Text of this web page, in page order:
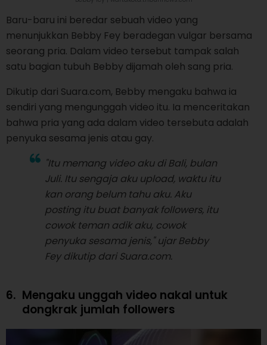
Baru-baru ini beredar sebuah video yang
menunjukkan Bebby Fey beradegan vulgar bersama
seorang pria. Dalam video tersebut tampak salah
satu bagian tubuh Bebby dijamah oleh sang pria.
Dikutip dari Suara.com, Bebby mengaku bahwa ia
sendiri yang mengunggah video itu. Ia menceritakan
bahwa pria yang ada dalam video tersebuta adalah
penyuka sesama jenis atau gay.
"Itu memang video aku di Bali, bulan
Juli. Itu sengaja aku upload, waktu itu
kan orang belum tahu aku. Aku
posting itu buat banyak followers, itu
cowok teman adik aku, cowok
penyuka sesama jenis," ujar Bebby
Fey dikutip dari Suara.com.
6. Mengaku unggah video nakal untuk
dongkrak jumlah followers